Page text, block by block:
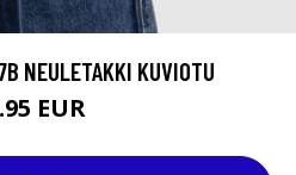
NEULETAKKI KUVIOTU
EUR